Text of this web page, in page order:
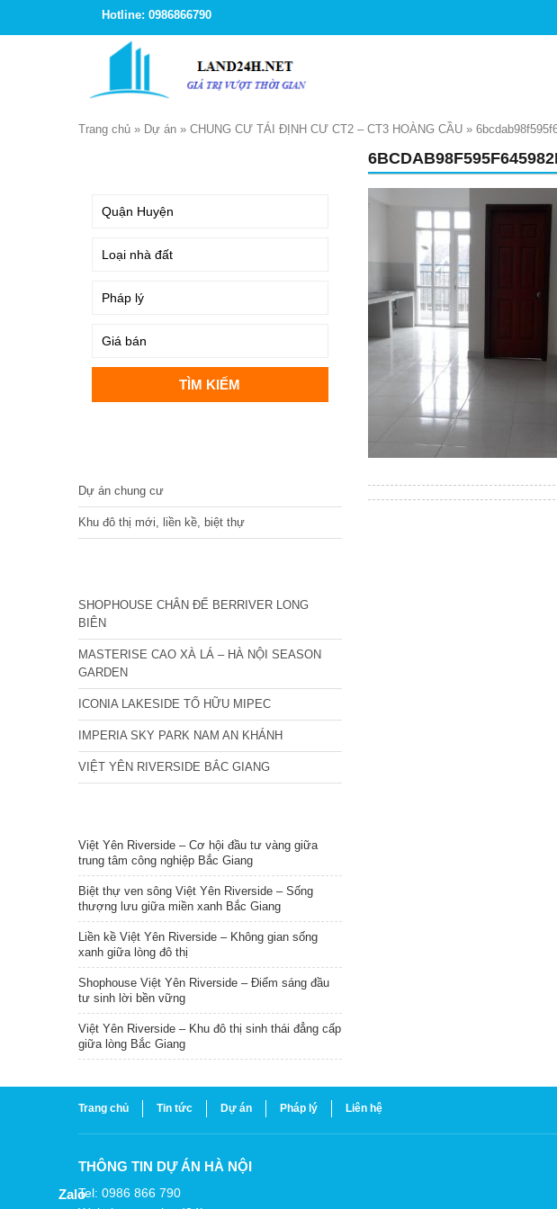
Hotline: 0986866790
Trang chủ » Dự án » CHUNG CƯ TÁI ĐỊNH CƯ CT2 – CT3 HOÀNG CẦU »
Dự án chung cư
Khu đô thị mới, liền kề, biệt thự
SHOPHOUSE CHÂN ĐẾ BERRIVER LONG
BIÊN
MASTERISE CAO XÀ LÁ – HÀ NỘI SEASON
GARDEN
ICONIA LAKESIDE TỐ HỮU MIPEC
IMPERIA SKY PARK NAM AN KHÁNH
VIỆT YÊN RIVERSIDE BẮC GIANG
Việt Yên Riverside – Cơ hội đầu tư vàng giữa
trung tâm công nghiệp Bắc Giang
Biệt thự ven sông Việt Yên Riverside – Sống
thượng lưu giữa miền xanh Bắc Giang
Liền kề Việt Yên Riverside – Không gian sống
xanh giữa lòng đô thị
Shophouse Việt Yên Riverside – Điểm sáng đầu
tư sinh lời bền vững
Việt Yên Riverside – Khu đô thị sinh thái đẳng cấp
giữa lòng Bắc Giang
Trang chủ Tin tức Dự án Pháp lý Liên hệ
THÔNG TIN DỰ ÁN HÀ NỘI
Tel: 0986 866 790
Zalo